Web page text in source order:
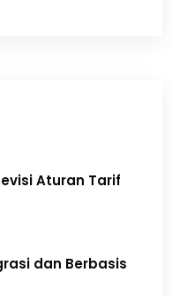
Aturan Tarif
dan Berbasis